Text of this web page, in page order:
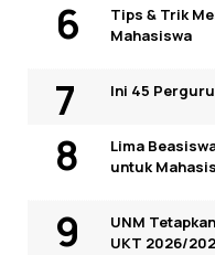
Tips & Trik
Mahasiswa
Ini 45
Lima
untuk
UNM
UKT 2026/